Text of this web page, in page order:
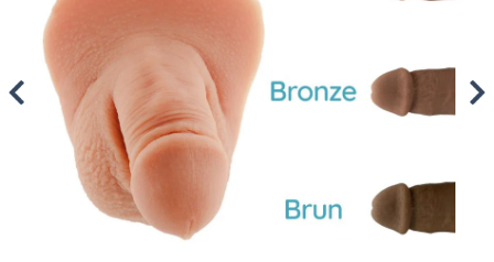
Previous